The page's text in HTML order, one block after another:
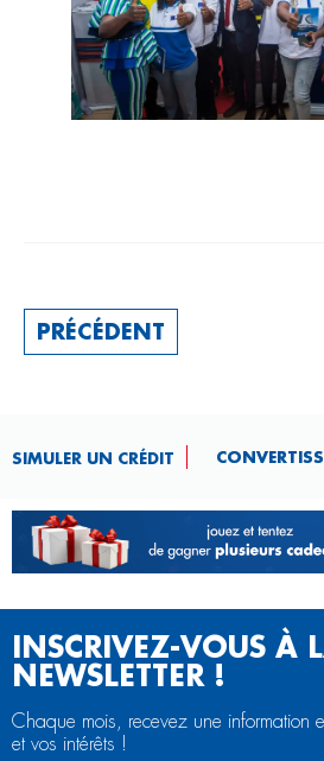
PRÉCÉDENT
SIMULER UN CRÉDIT
INSCRIVEZ-VOUS À
NEWSLETTER !
Chaque mois, recevez une information
et vos intérêts !